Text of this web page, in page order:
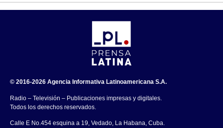
© 2016-2026 Agencia Informativa Latinoamericana S.A.
Radio – Televisión – Publicaciones impresas y digitales.
Todos los derechos reservados.
Calle E No.454 esquina a 19, Vedado, La Habana, Cuba.